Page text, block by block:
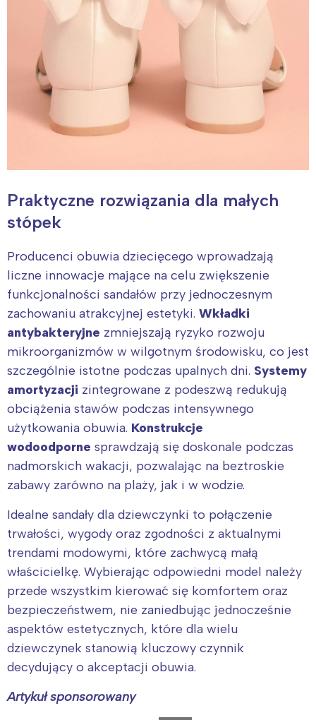
Praktyczne rozwiązania dla małych
stópek
Producenci obuwia dziecięcego wprowadzają
liczne innowacje mające na celu zwiększenie
funkcjonalności sandałów przy jednoczesnym
zachowaniu atrakcyjnej estetyki. Wkładki
antybakteryjne zmniejszają ryzyko rozwoju
mikroorganizmów w wilgotnym środowisku, co jest
szczególnie istotne podczas upalnych dni. Systemy
amortyzacji zintegrowane z podeszwą redukują
obciążenia stawów podczas intensywnego
użytkowania obuwia. Konstrukcje
wodoodporne sprawdzają się doskonale podczas
nadmorskich wakacji, pozwalając na beztroskie
zabawy zarówno na plaży, jak i w wodzie.
Idealne sandały dla dziewczynki to połączenie
trwałości, wygody oraz zgodności z aktualnymi
trendami modowymi, które zachwycą małą
właścicielkę. Wybierając odpowiedni model należy
przede wszystkim kierować się komfortem oraz
bezpieczeństwem, nie zaniedbując jednocześnie
aspektów estetycznych, które dla wielu
dziewczynek stanowią kluczowy czynnik
decydujący o akceptacji obuwia.
Artykuł sponsorowany
Interesują mnie wydarzenia z
tego regionu:
Warszawa
Wrocław
Śląsk
Wszystkie
Wybieram